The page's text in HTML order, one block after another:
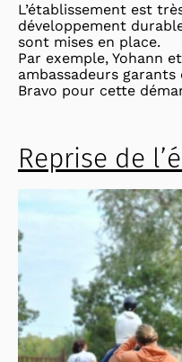
L’établissement est
développement
sont mises en place.
Par exemple, Yohann
ambassadeurs
Bravo pour cette
Reprise de